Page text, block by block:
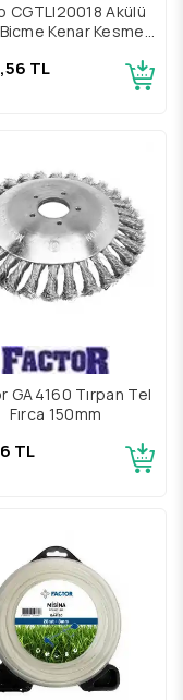
CGTLI20018 Akülü
Kenar Kesme
TL
GA4160 Tırpan Tel
Fırça 150mm
TL